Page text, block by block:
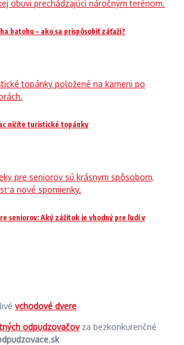
batohu – ako sa prispôsobiť záťaži?
ničíte turistické topánky
seniorov: Aký zážitok je vhodný pre ľudí v
vchodové dvere
odpudzovačovza bezkonkurenčné